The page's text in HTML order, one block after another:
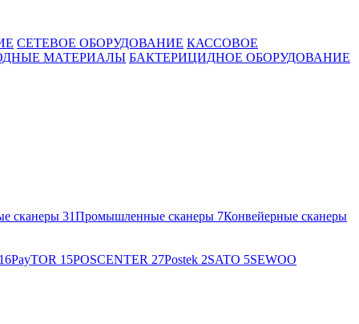
СЕТЕВОЕ ОБОРУДОВАНИЕ КАССОВОЕ
МАТЕРИАЛЫ БАКТЕРИЦИДНОЕ ОБОРУДОВАНИЕ
сканеры 31Промышленные сканеры 7Конвейерные сканеры
16PayTOR 15POSCENTER 27Postek 2SATO 5SEWOO